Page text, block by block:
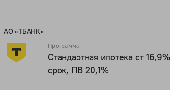
АО «ТБАНК»
Программа
Стандартная ипотека от
срок, ПВ 20,1%